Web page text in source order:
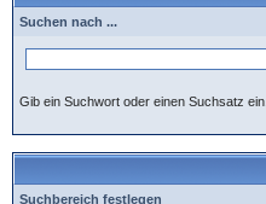
Suchen nach ...
Gib ein Suchwort oder einen Suchsatz ein.
Suchbereich festlegen